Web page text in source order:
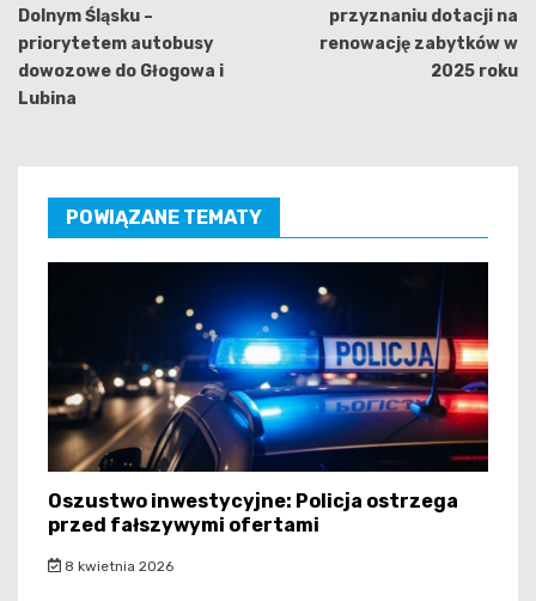
Dolnym Śląsku –
priorytetem autobusy
dowozowe do Głogowa i
Lubina
przyznaniu dotacji na
renowację zabytków w
2025 roku
POWIĄZANE TEMATY
Oszustwo inwestycyjne: Policja ostrzega
przed fałszywymi ofertami
8 kwietnia 2026